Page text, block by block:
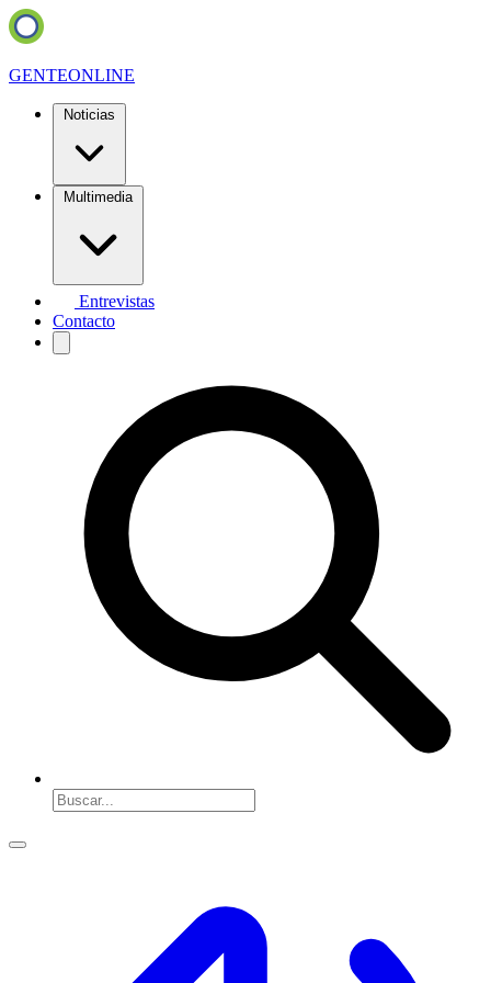
GENTEONLINE
Noticias
Multimedia
Entrevistas
Contacto